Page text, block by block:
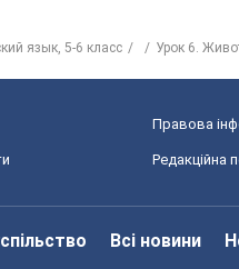
язык, 5-6 класс Урок 6.
Правова
Редакційна
Всі новини